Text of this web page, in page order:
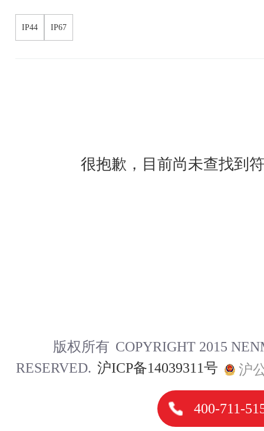
IP44 IP67
很抱歉，目前尚未查找到
版权所有 COPYRIGHT 2015
RESERVED. 沪ICP备14039311号 沪
400-711-